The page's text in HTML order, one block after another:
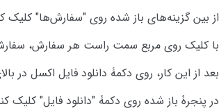
از بین گزینه‌های باز شده روی "سفارش‌ها" کلیک
با کلیک روی مربع سمت راست هر سفارش،
بعد از این کار، روی دکمۀ دانلود فایل اکسل در
در پنجرۀ باز شده روی دکمۀ "دانلود فایل" کلیک